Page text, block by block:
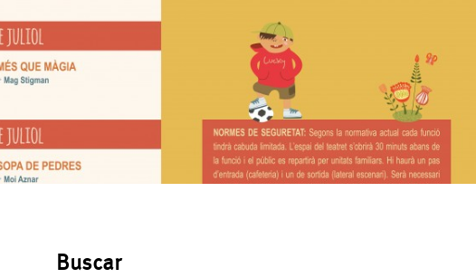
Buscar